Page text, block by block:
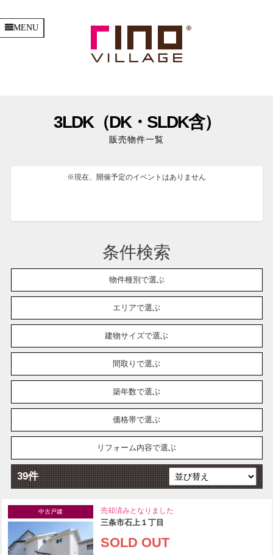
MENU
3LDK（DK・SLDK含）
販売物件一覧
※現在、開催予定のイベントはありません
条件検索
物件種別で選ぶ
エリアで選ぶ
建物サイズで選ぶ
間取りで選ぶ
築年数で選ぶ
価格帯で選ぶ
リフォーム内容で選ぶ
39件
中古戸建 売却済みとなりました
三条市石上１丁目
SOLD OUT